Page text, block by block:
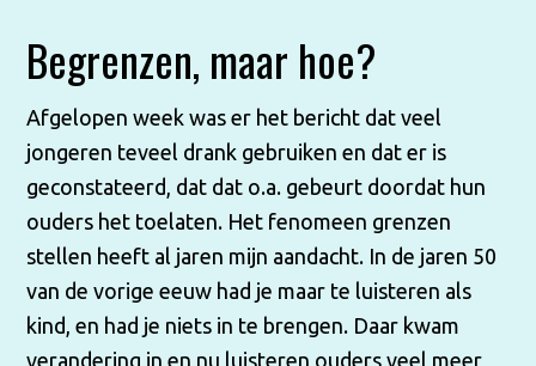
Begrenzen, maar hoe?
Afgelopen week was er het bericht dat veel
jongeren teveel drank gebruiken en dat er is
geconstateerd, dat dat o.a. gebeurt doordat hun
ouders het toelaten. Het fenomeen grenzen
stellen heeft al jaren mijn aandacht. In de jaren 50
van de vorige eeuw had je maar te luisteren als
kind, en had je niets in te brengen. Daar kwam
verandering in en nu luisteren ouders veel meer